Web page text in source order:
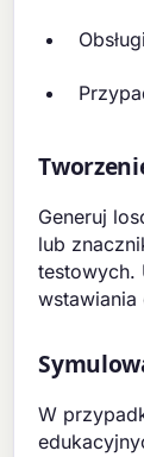
Generuj
lub
testowych.
W